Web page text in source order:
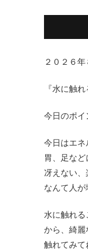
２０２６
『水に触れ
今日のポイ
今日はエネ
胃、足な
冴えない、
なんて人が
水に触れる
から、綺麗
触れてみて